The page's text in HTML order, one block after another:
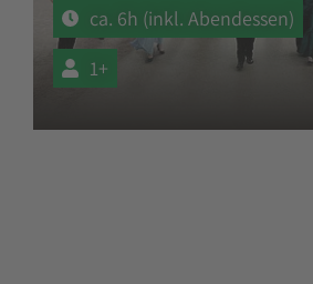
ca. 6h (inkl. Abendessen)
1+